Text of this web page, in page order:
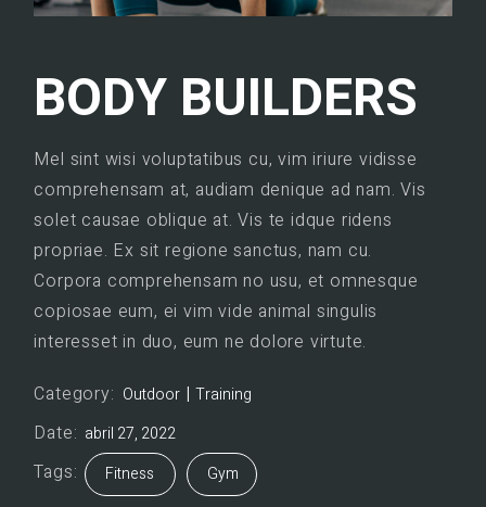
BODY BUILDERS
Mel sint wisi voluptatibus cu, vim iriure vidisse
comprehensam at, audiam denique ad nam. Vis
solet causae oblique at. Vis te idque ridens
propriae. Ex sit regione sanctus, nam cu.
Corpora comprehensam no usu, et omnesque
copiosae eum, ei vim vide animal singulis
interesset in duo, eum ne dolore virtute.
Category: Outdoor Training
Date: abril 27, 2022
Tags: Fitness Gym